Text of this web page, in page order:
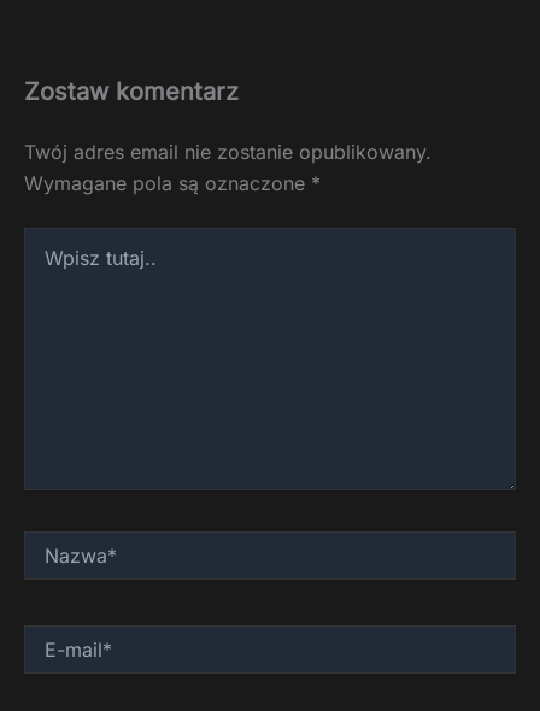
Zostaw komentarz
Twój adres email nie zostanie opublikowany.
Wymagane pola są oznaczone *
tutaj..
mail*